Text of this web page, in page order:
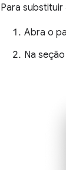
Para
Abra o
Na seção